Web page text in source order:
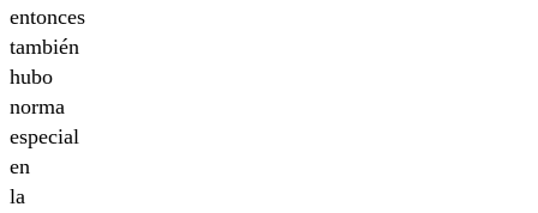
entonces
también
hubo
norma
especial
en
la